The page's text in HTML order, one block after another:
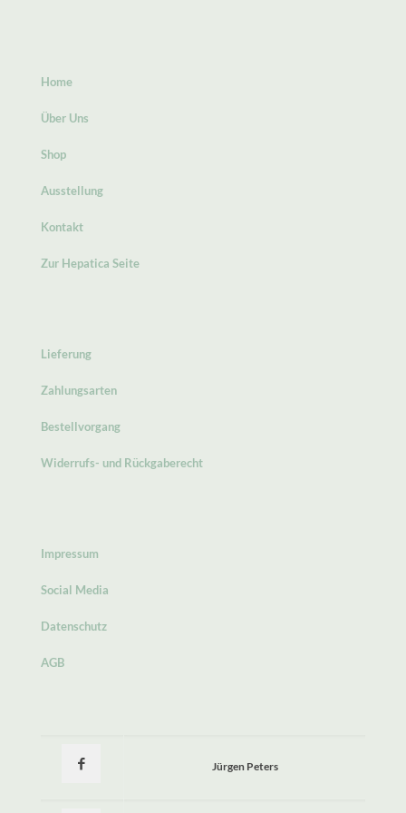
Home
Über Uns
Shop
Ausstellung
Kontakt
Zur Hepatica Seite
Lieferung
Zahlungsarten
Bestellvorgang
Widerrufs- und Rückgaberecht
Impressum
Social Media
Datenschutz
AGB
Jürgen Peters